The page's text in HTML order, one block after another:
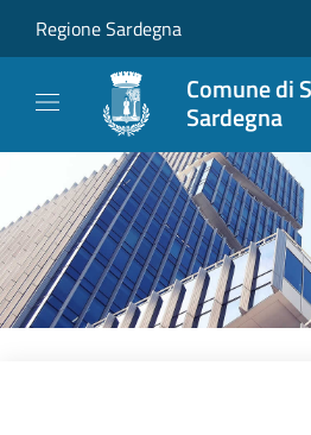
Regione Sardegna
Comune di
Sardegna